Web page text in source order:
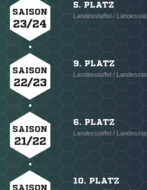
SAISON
23/24
5. PLATZ
Landesstaffel /
SAISON
22/23
9. PLATZ
Landesstaffel /
SAISON
21/22
6. PLATZ
Landesstaffel /
SAISON
10. PLATZ